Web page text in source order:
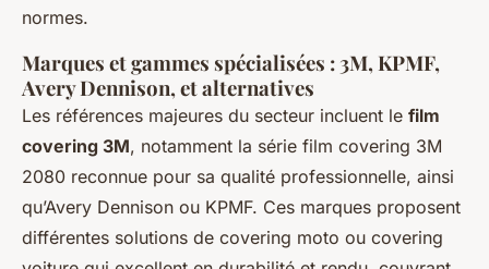
normes.
Marques et gammes spécialisées : 3M, KPMF,
Avery Dennison, et alternatives
Les références majeures du secteur incluent le film
covering 3M, notamment la série film covering 3M
2080 reconnue pour sa qualité professionnelle, ainsi
qu’Avery Dennison ou KPMF. Ces marques proposent
différentes solutions de covering moto ou covering